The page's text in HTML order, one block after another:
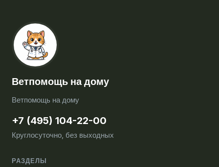
Ветпомощь на дому
Ветпомощь на дому
+7 (495) 104-22-00
Круглосуточно, без выходных
РАЗДЕЛЫ